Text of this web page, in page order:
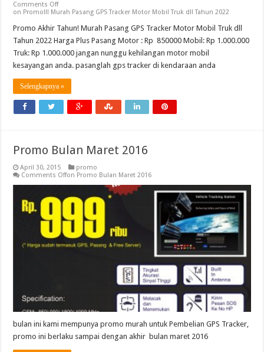
Comments Off
on Promo!!! Murah Pasang GPS Tracker Motor Mobil Truk dll Tahun 2022
Promo Akhir Tahun! Murah Pasang GPS Tracker Motor Mobil Truk dll
Tahun 2022 Harga Plus Pasang Motor : Rp 850000 Mobil: Rp 1.000.000
Truk: Rp 1.000.000 jangan nunggu kehilangan motor mobil
kesayangan anda. pasanglah gps tracker di kendaraan anda
Selengkapnya »
Promo Bulan Maret 2016
April 30, 2015
promo
Comments Offon Promo Bulan Maret 2016
bulan ini kami mempunya promo murah untuk Pembelian GPS Tracker,
promo ini berlaku sampai dengan akhir bulan maret 2016